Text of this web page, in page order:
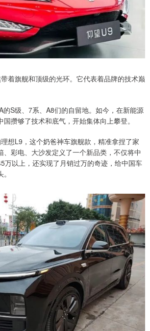
着旗舰和顶级的光环。它代表着品牌的技术巅
的S级、7系、A8们的自留地。如今，在新能源
攒够了技术和底气，开始集体向上攀登。
想L9，这个奶爸神车旗舰款，精准拿捏了家
、彩电、大沙发定义了一个新品类，不仅将中
万以上，还实现了月销过万的奇迹，给中国车